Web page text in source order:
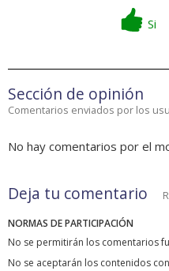
Si
Sección de opinión
Comentarios enviados por los
No hay comentarios por el
Deja tu comentario
NORMAS DE PARTICIPACIÓN
No se permitirán los comentarios
No se aceptarán los contenidos